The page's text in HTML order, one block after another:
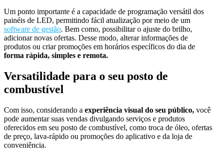
Um ponto importante é a capacidade de programação versátil dos
painéis de LED, permitindo fácil atualização por meio de um
software de gestão. Bem como, possibilitar o ajuste do brilho,
adicionar novas ofertas. Desse modo, alterar informações de
produtos ou criar promoções em horários específicos do dia de
forma rápida, simples e remota.
Versatilidade para o seu posto de
combustível
Com isso, considerando a experiência visual do seu público, você
pode aumentar suas vendas divulgando serviços e produtos
oferecidos em seu posto de combustível, como troca de óleo, ofertas
de preço, lava-rápido ou promoções do aplicativo e da loja de
conveniência.